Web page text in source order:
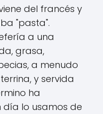
del francés y
"pasta".
a una
grasa,
a menudo
y servida
ha
día lo usamos de